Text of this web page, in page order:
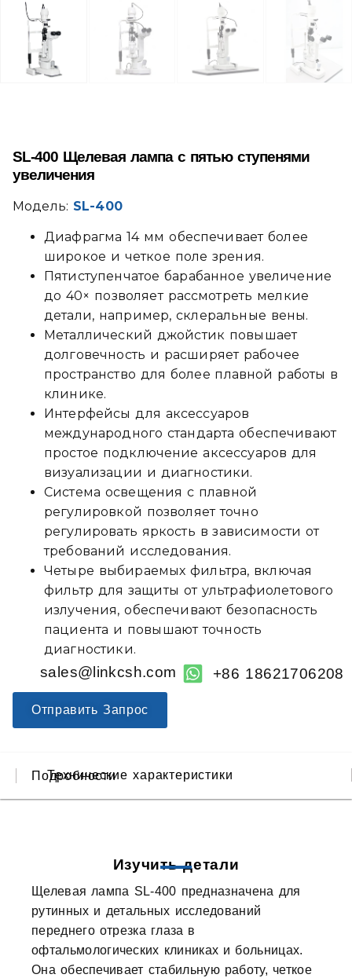
SL-400 Щелевая лампа с пятью ступенями
увеличения
Модель: SL-400
Диафрагма 14 мм обеспечивает более
широкое и четкое поле зрения.
Пятиступенчатое барабанное увеличение
до 40× позволяет рассмотреть мелкие
детали, например, склеральные вены.
Металлический джойстик повышает
долговечность и расширяет рабочее
пространство для более плавной работы в
клинике.
Интерфейсы для аксессуаров
международного стандарта обеспечивают
простое подключение аксессуаров для
визуализации и диагностики.
Система освещения с плавной
регулировкой позволяет точно
регулировать яркость в зависимости от
требований исследования.
Четыре выбираемых фильтра, включая
фильтр для защиты от ультрафиолетового
излучения, обеспечивают безопасность
пациента и повышают точность
диагностики.
sales@linkcsh.com +86 18621706208
Отправить Запрос
Подробности
Технические характеристики
Изучить детали
Щелевая лампа SL-400 предназначена для
рутинных и детальных исследований
переднего отрезка глаза в
офтальмологических клиниках и больницах.
Она обеспечивает стабильную работу, четкое